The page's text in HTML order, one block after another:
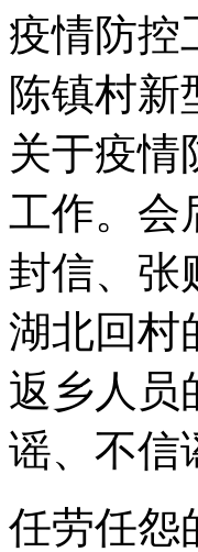
疫情防控
陈镇村新
关于疫情
工作。会
封信、张
湖北回村
返乡人员
谣、不信
任劳任怨